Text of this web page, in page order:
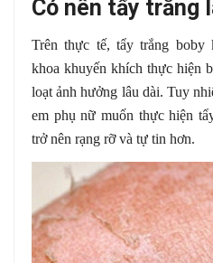
Có nên tẩy trắng
Trên thực tế, tẩy trắng boby
khoa khuyến khích thực hiện
loạt ảnh hưởng lâu dài. Tuy
em phụ nữ muốn thực hiện
trở nên rạng rỡ và tự tin hơn.